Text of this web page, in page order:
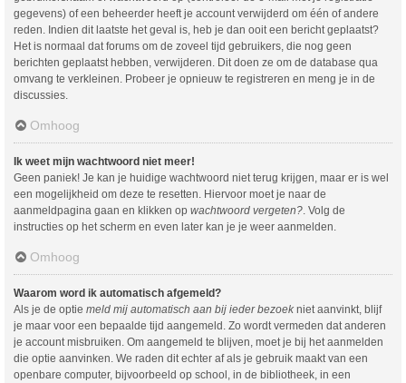
gegevens) of een beheerder heeft je account verwijderd om één of andere
reden. Indien dit laatste het geval is, heb je dan ooit een bericht geplaatst?
Het is normaal dat forums om de zoveel tijd gebruikers, die nog geen
berichten geplaatst hebben, verwijderen. Dit doen ze om de database qua
omvang te verkleinen. Probeer je opnieuw te registreren en meng je in de
discussies.
Omhoog
Ik weet mijn wachtwoord niet meer!
Geen paniek! Je kan je huidige wachtwoord niet terug krijgen, maar er is wel
een mogelijkheid om deze te resetten. Hiervoor moet je naar de
aanmeldpagina gaan en klikken op wachtwoord vergeten?. Volg de
instructies op het scherm en even later kan je je weer aanmelden.
Omhoog
Waarom word ik automatisch afgemeld?
Als je de optie meld mij automatisch aan bij ieder bezoek niet aanvinkt, blijf
je maar voor een bepaalde tijd aangemeld. Zo wordt vermeden dat anderen
je account misbruiken. Om aangemeld te blijven, moet je bij het aanmelden
die optie aanvinken. We raden dit echter af als je gebruik maakt van een
openbare computer, bijvoorbeeld op school, in de bibliotheek, in een